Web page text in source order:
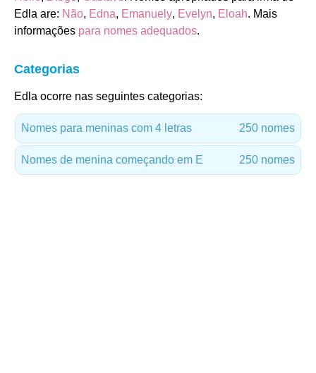
Edla are: Não, Edna, Emanuely, Evelyn, Eloah. Mais
informações para nomes adequados.
Categorias
Edla ocorre nas seguintes categorias:
Nomes para meninas com 4 letras 250 nomes
Nomes de menina começando em E 250 nomes